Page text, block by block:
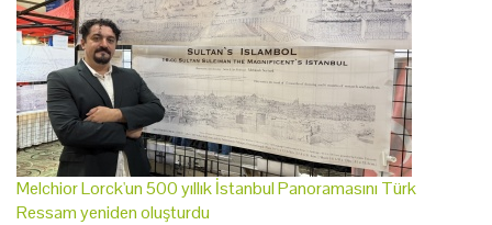
Melchior Lorck'un 500 yıllık İstanbul Panoramasını Türk
Ressam yeniden oluşturdu